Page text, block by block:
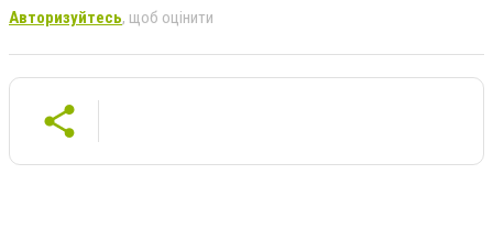
Авторизуйтесь, щоб оцінити